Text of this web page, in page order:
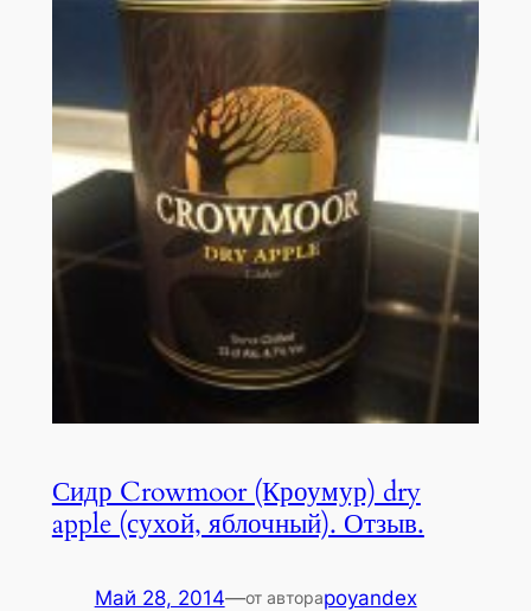
Сидр Crowmoor (Кроумур) dry
apple (сухой, яблочный). Отзыв.
Май 28, 2014—от автораpoyandex